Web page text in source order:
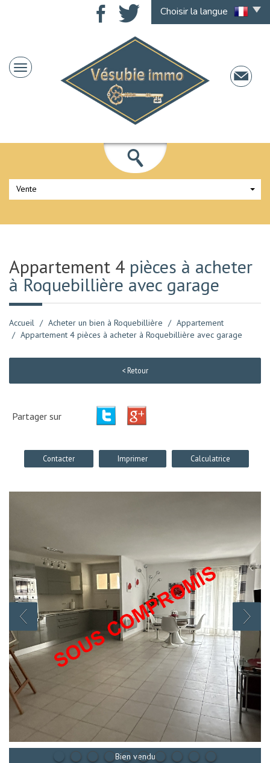
Choisir la langue
Vente
Appartement 4 pièces à acheter
à Roquebillière avec garage
Accueil Acheter un bien à Roquebillière
Appartement
Appartement 4 pièces à acheter à Roquebillière avec garage
< Retour
Partager sur
Contacter Imprimer Calculatrice
Bien vendu